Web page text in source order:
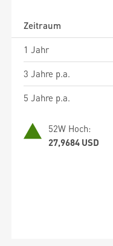
Zeitraum
1 Jahr
3 Jahre p.a.
5 Jahre p.a.
52W Hoch:
27,9684 USD